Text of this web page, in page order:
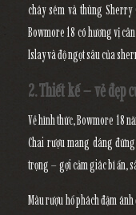
cháy sém vàthùng Sherry
Bowmore 18 có hương vị
Islay và độ ngọt sâu của
2. Thiết kế – vẻ đẹp
Về hình thức, Bowmore 18
Chai rượu mang dáng
trọng – gợi cảm giác bí ẩn,
Màu rượu hổ phách đậm